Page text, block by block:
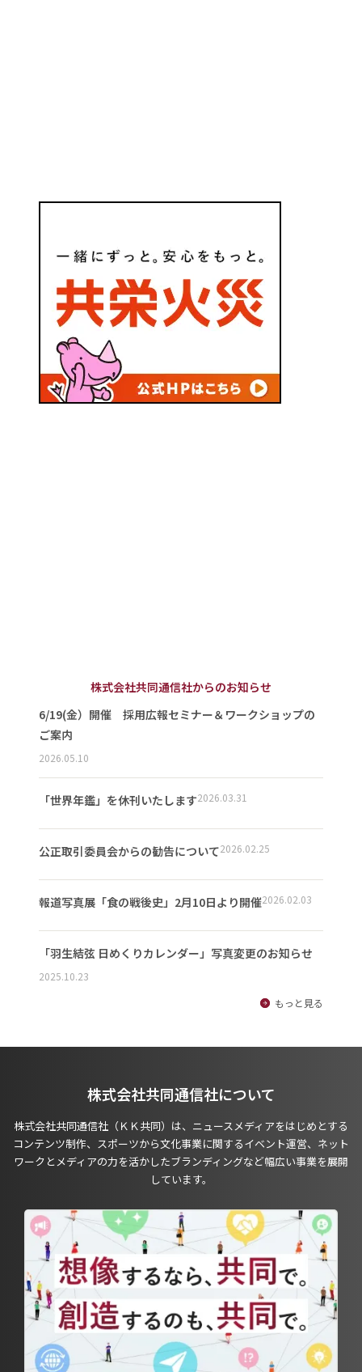
株式会社共同通信社からのお知らせ
6/19(金）開催 採用広報セミナー＆ワークショップの
ご案内
2026.05.10
「世界年鑑」を休刊いたします2026.03.31
公正取引委員会からの勧告について2026.02.25
報道写真展「食の戦後史」2月10日より開催2026.02.03
「羽生結弦 日めくりカレンダー」写真変更のお知らせ
2025.10.23
もっと見る
株式会社共同通信社について
株式会社共同通信社（ＫＫ共同）は、ニュースメディアをはじめとする
コンテンツ制作、スポーツから文化事業に関するイベント運営、ネット
ワークとメディアの力を活かしたブランディングなど幅広い事業を展開
しています。